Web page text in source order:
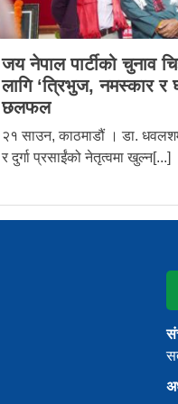
जय नेपाल पार्टीको चुनाव
लागि ‘त्रिभुज, नमस्कार र
छलफल
२१ साउन, काठमाडौं । डा.
र दुर्गा प्रसाईंको नेतृत्वमा खुल्न[...]